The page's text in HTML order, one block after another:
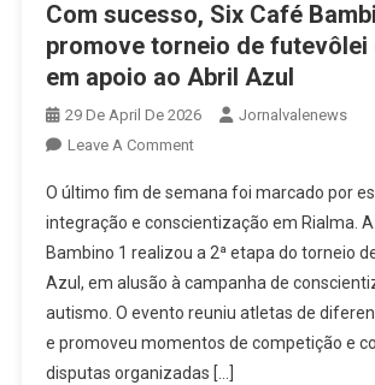
Com sucesso, Six Café
promove torneio de futevôlei
em apoio ao Abril Azul
29 De April De 2026
Jornalvalenews
Leave A CommentOn
Sucesso,
Six
Café
Bambino
Promove
Torneio
O último fim de semana foi marcado por
integração e conscientização em Rialma.
Bambino 1 realizou a 2ª etapa do torneio
Azul, em alusão à campanha de
autismo. O evento reuniu atletas de
e promoveu momentos de competição e
disputas organizadas […]